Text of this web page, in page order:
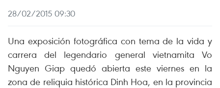
28/02/2015 09:30
Una exposición fotográfica con tema de la vida y
carrera del legendario general vietnamita Vo
Nguyen Giap quedó abierta este viernes en la
zona de reliquia histórica Dinh Hoa, en la provincia